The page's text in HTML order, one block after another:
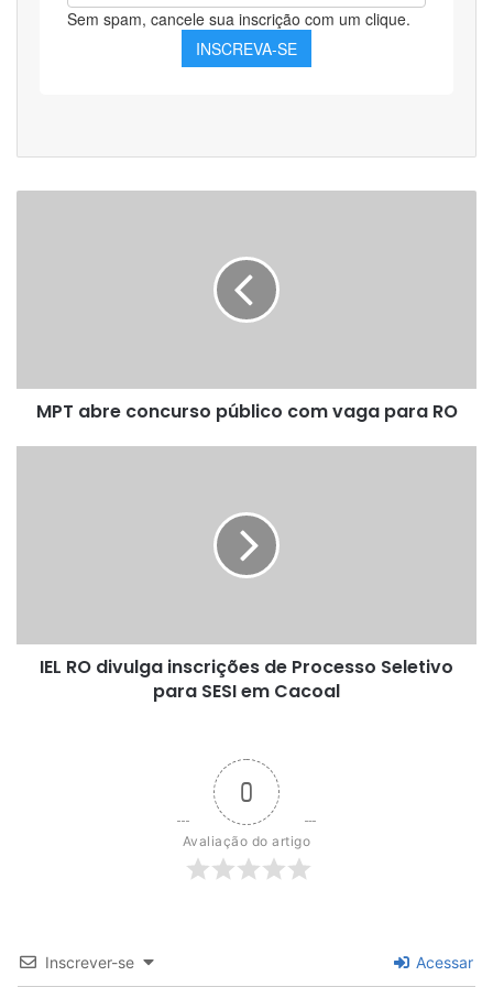
MPT abre concurso público com vaga para RO
SESI
IEL RO divulga inscrições de Processo Seletivo
para SESI em Cacoal
0
Avaliação do artigo
Inscrever-se Acessar